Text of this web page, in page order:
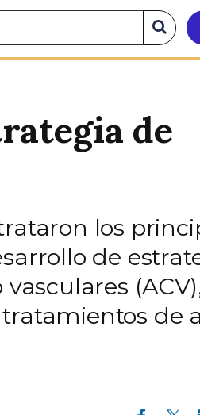
en
el
de
los
de
de
Compartir en Facebook Compartir en Twitter Compartir en Linkedin